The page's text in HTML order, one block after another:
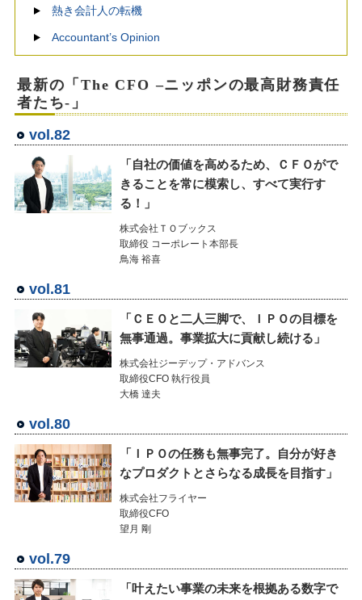
熱き会計人の転機
Accountant’s Opinion
最新の「The CFO –ニッポンの最高財務責任
者たち-」
vol.82
「自社の価値を高めるため、ＣＦＯがで
きることを常に模索し、すべて実行す
る！」
株式会社ＴＯブックス
取締役 コーポレート本部長
鳥海 裕喜
vol.81
「ＣＥＯと二人三脚で、ＩＰＯの目標を
無事通過。事業拡大に貢献し続ける」
株式会社ジーデップ・アドバンス
取締役CFO 執行役員
大橋 達夫
vol.80
「ＩＰＯの任務も無事完了。自分が好き
なプロダクトとさらなる成長を目指す」
株式会社フライヤー
取締役CFO
望月 剛
vol.79
「叶えたい事業の未来を根拠ある数字で